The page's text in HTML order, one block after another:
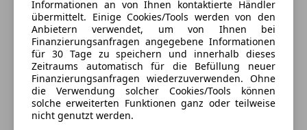
Kooperationsbanken abgeschlossen.
Ihr Ansprechpartner: Hr. Ürün: 0660/1997294
Festnetz: 01 4920101
Wir als Ihr Magic Box Team freuen uns auf Ihren
Anruf oder vielleicht sogar über Ihren Besuch.
Eintauschwagen: Kaufen und verkaufen in nur einem
Schritt
Informationen an von Ihnen kontaktierte Händler
übermittelt. Einige Cookies/Tools werden von den
Anbietern verwendet, um von Ihnen bei
Finanzierungsanfragen angegebene Informationen
für 30 Tage zu speichern und innerhalb dieses
Zeitraums automatisch für die Befüllung neuer
Finanzierungsanfragen wiederzuverwenden. Ohne
die Verwendung solcher Cookies/Tools können
solche erweiterten Funktionen ganz oder teilweise
nicht genutzt werden.